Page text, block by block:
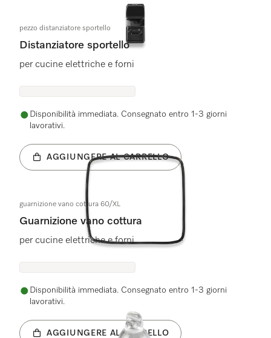
pezzo distanziatore sportello
Distanziatore sportello
per cucine elettriche e forni
Disponibilità immediata. Consegnato entro 1-3 giorni
lavorativi.
AGGIUNGERE AL CARRELLO
guarnizione vano cottura 60/XL
Guarnizione vano cottura
per cucine elettriche e forni
Disponibilità immediata. Consegnato entro 1-3 giorni
lavorativi.
AGGIUNGERE AL CARRELLO